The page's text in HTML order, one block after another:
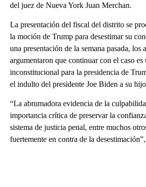
del juez de Nueva York Juan Merchan.
La presentación del fiscal del distrito se
la moción de Trump para desestimar su
una presentación de la semana pasada, los
argumentaron que continuar con el caso es
inconstitucional para la presidencia de
el indulto del presidente Joe Biden a su
“La abrumadora evidencia de la
importancia crítica de preservar la
sistema de justicia penal, entre muchos
fuertemente en contra de la